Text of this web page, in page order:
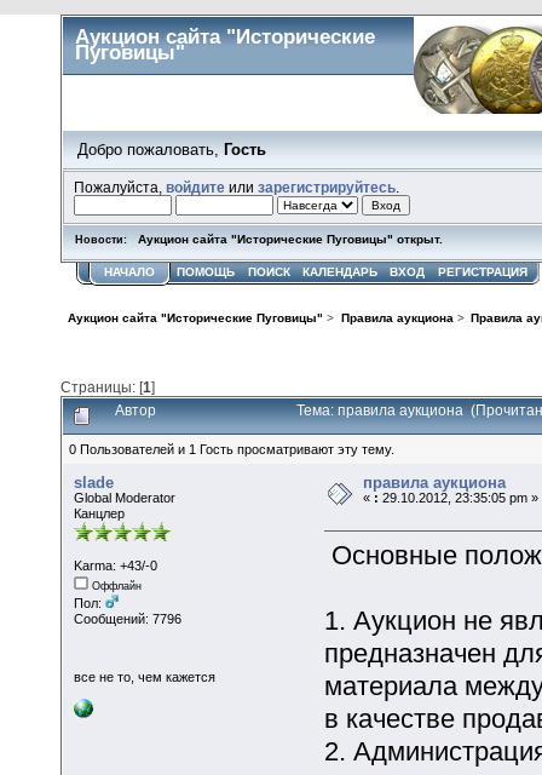
Аукцион сайта "Исторические
Пуговицы"
Добро пожаловать, Гость
Пожалуйста,войдите илизарегистрируйтесь
Новости: Аукцион сайта "Исторические Пуговицы" открыт.
НАЧАЛО ПОМОЩЬ ПОИСК КАЛЕНДАРЬ ВХОД РЕГИСТРАЦИЯ
Аукцион сайта "Исторические Пуговицы" > Правила аукциона > Правила
Страницы: [1]
Автор Тема: правила аукциона
0 Пользователей и 1 Гость просматривают эту тему.
slade
Global Moderator
Канцлер
Karma: +43/-0
Оффлайн
Пол:
Сообщений: 7796
все не то, чем кажется
правила аукциона
« : 29.10.2012, 23:35:05 pm »
Основные
1. Аукцион не
предназначен
материала
в качестве
2.